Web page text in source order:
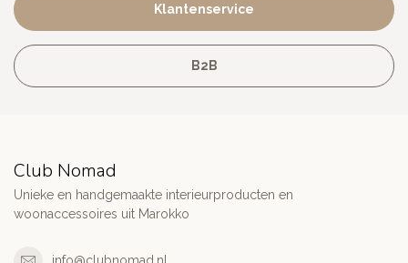
Klantenservice
B2B
Club Nomad
Unieke en handgemaakte interieurproducten en
woonaccessoires uit Marokko